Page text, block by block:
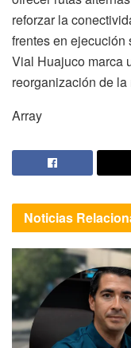
reforzar la
frentes en
Vial Huajuco marca
reorganización de
Array
Noticias